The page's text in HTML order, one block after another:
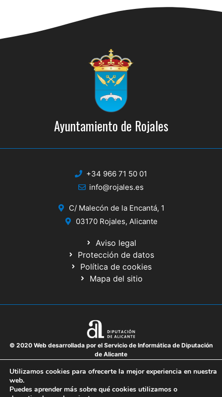
Ayuntamiento de Rojales
+34 966 71 50 01
info@rojales.es
C/ Malecón de la Encantá, 1
03170 Rojales, Alicante
Aviso legal
Protección de datos
Política de cookies
Mapa del sitio
© 2020 Web desarrollada por el Servicio de Informática de Diputación
de Alicante
Utilizamos cookies para ofrecerte la mejor experiencia en nuestra
web.
Puedes aprender más sobre qué cookies utilizamos o